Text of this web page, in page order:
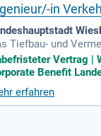
in
Tiefbau- und
instandhalten Sie
das Erstellen
LISA ist von
bei!
Vertrag |
Benefit
erfahren